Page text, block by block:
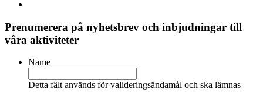
Prenumerera på nyhetsbrev och inbjudningar till
våra aktiviteter
Name
Detta fält används för valideringsändamål och ska lämnas